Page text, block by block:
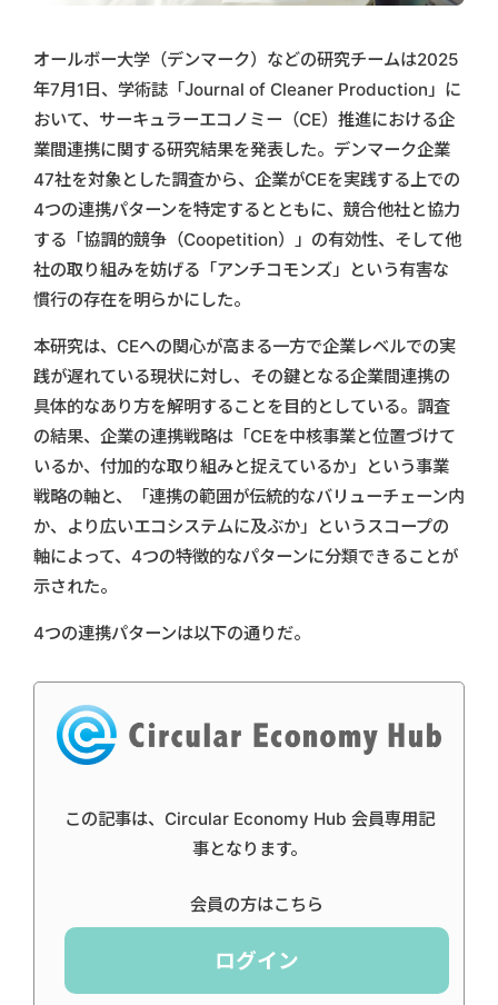
オールボー大学（デンマーク）などの研究チームは2025
年7月1日、学術誌「Journal of Cleaner Production」に
おいて、サーキュラーエコノミー（CE）推進における企
業間連携に関する研究結果を発表した。デンマーク企業
47社を対象とした調査から、企業がCEを実践する上での
4つの連携パターンを特定するとともに、競合他社と協力
する「協調的競争（Coopetition）」の有効性、そして他
社の取り組みを妨げる「アンチコモンズ」という有害な
慣行の存在を明らかにした。
本研究は、CEへの関心が高まる一方で企業レベルでの実
践が遅れている現状に対し、その鍵となる企業間連携の
具体的なあり方を解明することを目的としている。調査
の結果、企業の連携戦略は「CEを中核事業と位置づけて
いるか、付加的な取り組みと捉えているか」という事業
戦略の軸と、「連携の範囲が伝統的なバリューチェーン内
か、より広いエコシステムに及ぶか」というスコープの
軸によって、4つの特徴的なパターンに分類できることが
示された。
4つの連携パターンは以下の通りだ。
この記事は、Circular Economy Hub 会員専用記
事となります。
会員の方はこちら
ログイン